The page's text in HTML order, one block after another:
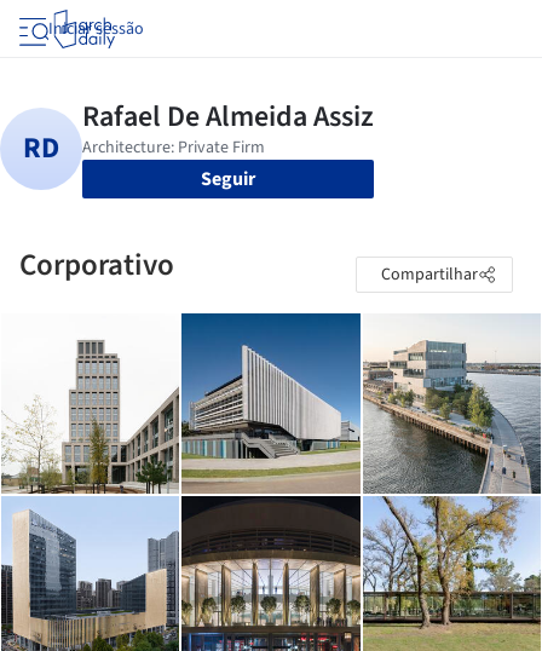
Iniciar sessão
Seguir
Corporativo Compartilhar